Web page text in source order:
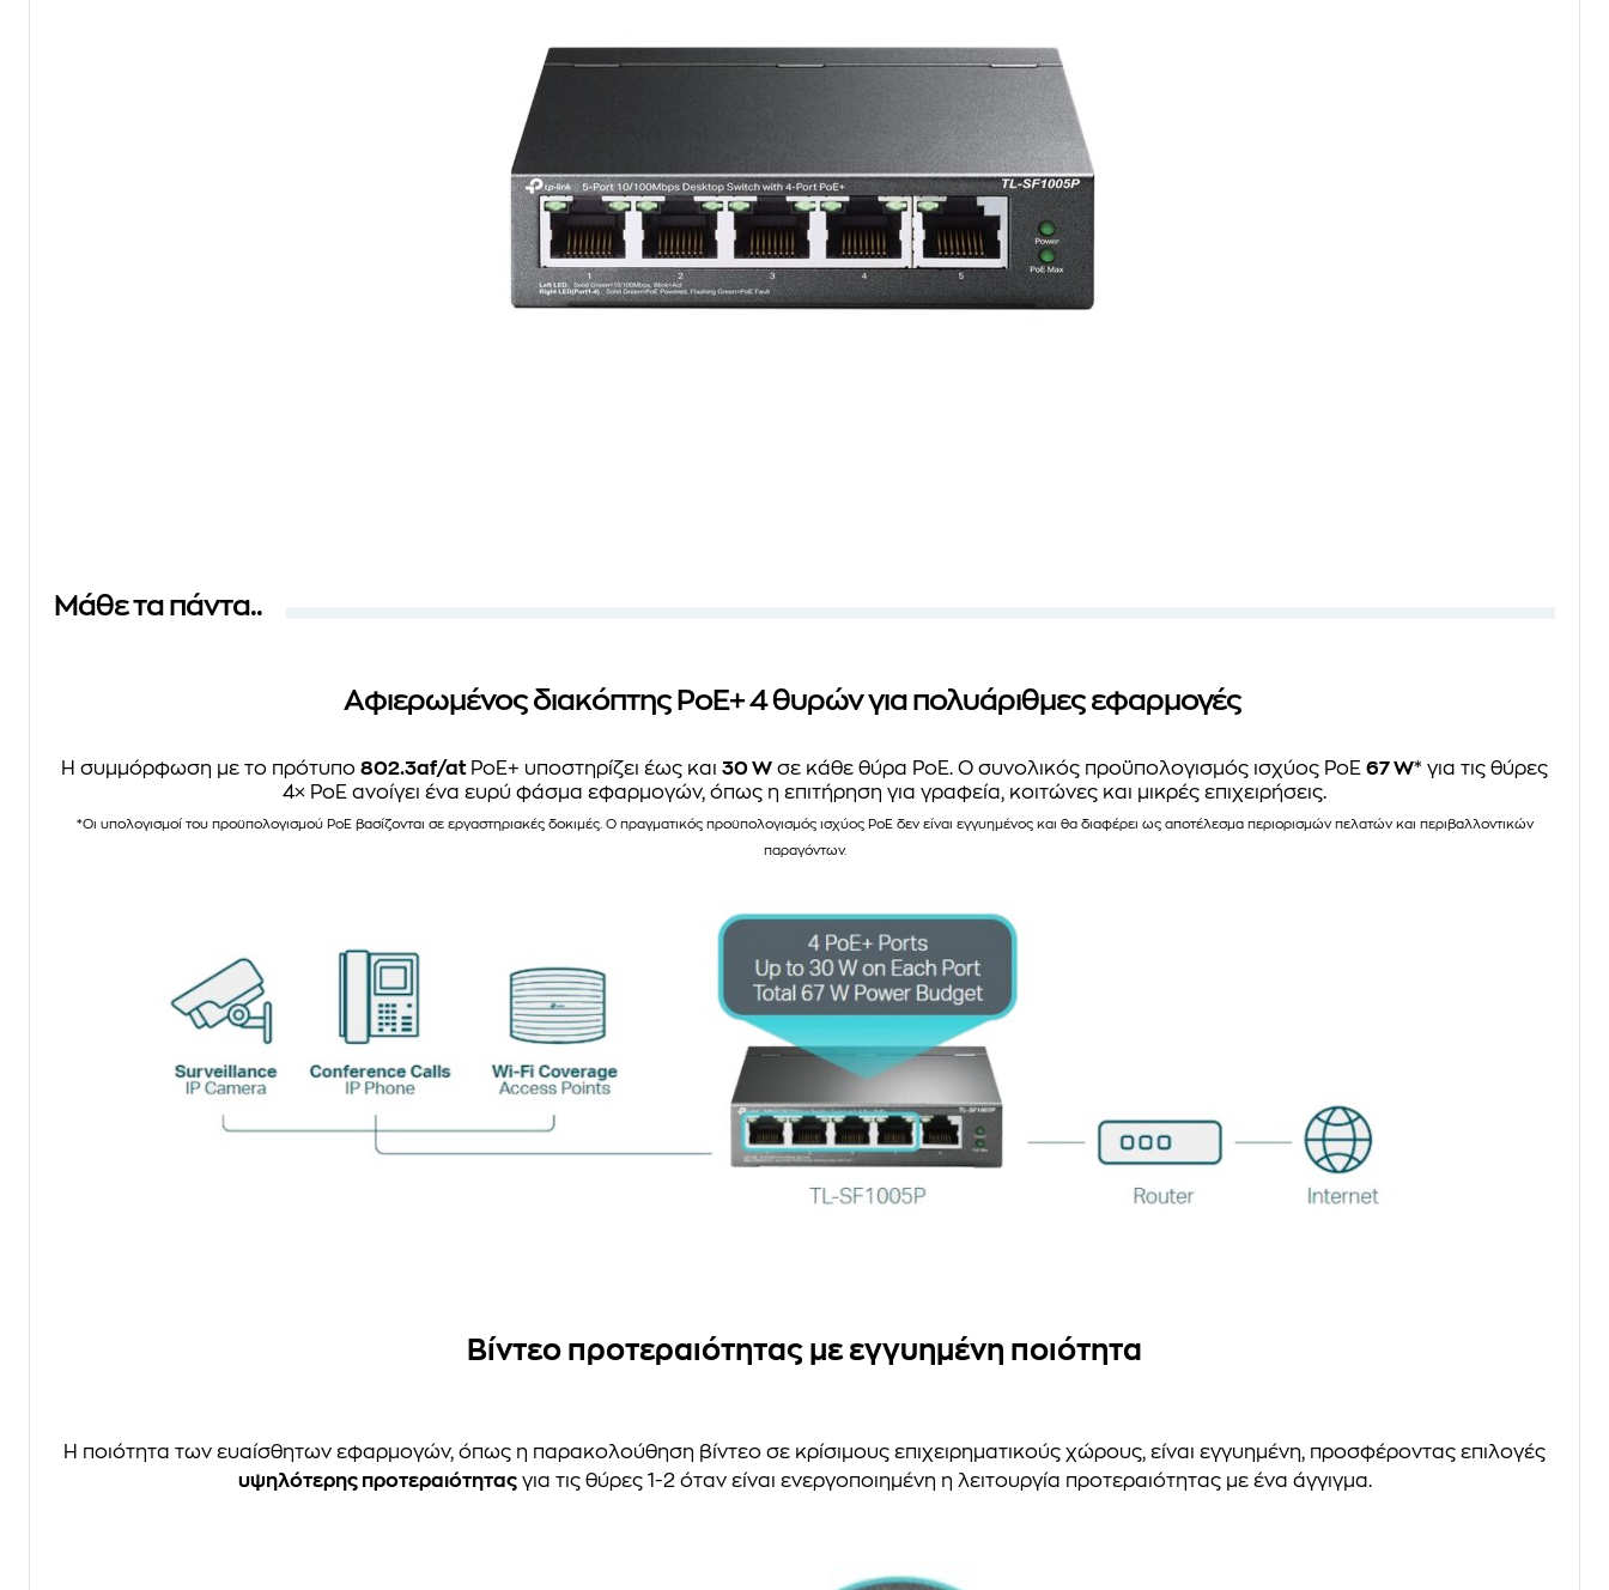
Μάθε τα πάντα..
Αφιερωμένος διακόπτης PoE+ 4 θυρών για πολυάριθμες εφαρμογές
Η συμμόρφωση με το πρότυπο 802.3af/atPoE+ υποστηρίζει έως και 30 W σε κάθε θύρα PoE. Ο συνολικός προϋπολογισμός ισχύος PoE 67 W* για τις θύρες
4× PoE ανοίγει ένα ευρύ φάσμα εφαρμογών, όπως η επιτήρηση για γραφεία, κοιτώνες και μικρές επιχειρήσεις.
*Οι υπολογισμοί του προϋπολογισμού PoE βασίζονται σε εργαστηριακές δοκιμές. Ο πραγματικός προϋπολογισμός ισχύος PoE δεν είναι εγγυημένος και θα διαφέρει ως αποτέλεσμα περιορισμών πελατών και περιβαλλοντικών
παραγόντων.
Βίντεο προτεραιότητας με εγγυημένη ποιότητα
Η ποιότητα των ευαίσθητων εφαρμογών, όπως η παρακολούθηση βίντεο σε κρίσιμους επιχειρηματικούς χώρους, είναι εγγυημένη, προσφέροντας επιλογές
υψηλότερης προτεραιότηταςγια τις θύρες 1-2 όταν είναι ενεργοποιημένη η λειτουργία προτεραιότητας με ένα άγγιγμα.